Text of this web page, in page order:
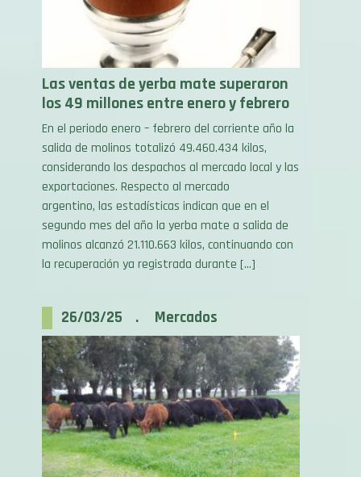
Las ventas de yerba mate superaron
los 49 millones entre enero y febrero
En el periodo enero – febrero del corriente año la
salida de molinos totalizó 49.460.434 kilos,
considerando los despachos al mercado local y las
exportaciones. Respecto al mercado
argentino, las estadísticas indican que en el
segundo mes del año la yerba mate a salida de
molinos alcanzó 21.110.663 kilos, continuando con
la recuperación ya registrada durante […]
Invernada pastoril: Costos en kilos